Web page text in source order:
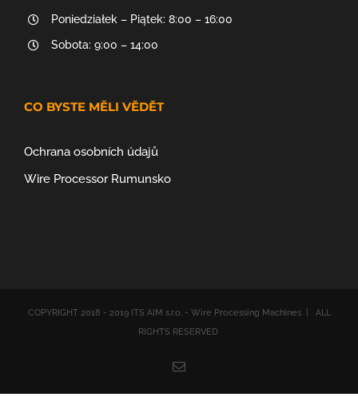
Poniedziałek – Piątek: 8:00 – 16:00
Sobota: 9:00 – 14:00
CO BYSTE MĚLI VĚDĚT
Ochrana osobních údajů
Wire Processor Rumunsko
COPYRIGHT 2018 - 2019 ITS AIM s.r.o. - Wire Processing Machines | ALL
RIGHTS RESERVED
Email